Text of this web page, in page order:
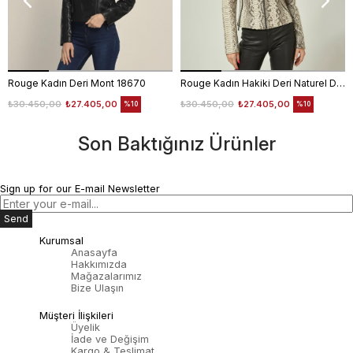
Rouge Kadın Deri Mont 18670
₺27.405,00
₺30.450,00 %10
Rouge Kadın Hakiki Deri Naturel Deri Mont
₺27.405,00
₺30.450,00 %10
Son Baktığınız Ürünler
Sign up for our E-mail Newsletter
Send
Kurumsal
Anasayfa
Hakkımızda
Mağazalarımız
Bize Ulaşın
Müşteri İlişkileri
Üyelik
İade ve Değişim